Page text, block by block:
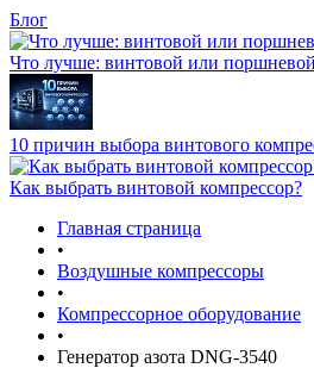
Блог
Что лучше: винтовой или
10 причин выбора винтового
Как выбрать винтовой компрессор?
Главная страница
•
Воздушные компрессоры
•
Компрессорное оборудование
•
Генератор азота DNG-3540